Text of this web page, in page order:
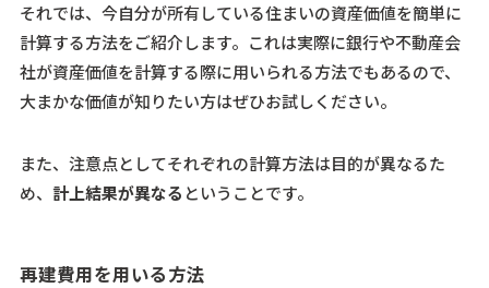
それでは、 今自分が所有している住まいの資産価値を簡単に
計算する方法をご紹介します。 これは実際に銀行や不動産会
社が資産価値を計算する際に用いられる方法でもあるので、
大まかな価値が知りたい方はぜひお試しください。
また、注意点としてそれぞれの計算方法は目的が異なるた
め、 計上結果が異なる ということです。
再建費用を用いる方法